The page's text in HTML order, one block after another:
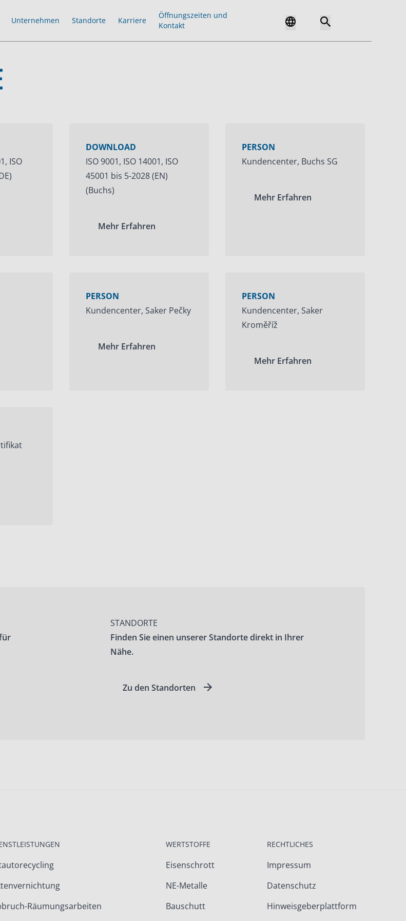
Unternehmen Standorte Karriere
Öffnungszeiten und
Kontakt
ISO
DOWNLOAD
ISO 9001, ISO 14001, ISO
45001 bis 5-2028 (EN)
(Buchs)
Mehr Erfahren
PERSON
Kundencenter, Buchs SG
Mehr Erfahren
PERSON
Kundencenter, Saker Pečky
Mehr Erfahren
PERSON
Kundencenter, Saker
Kroměříž
Mehr Erfahren
STANDORTE
Finden Sie einen unserer Standorte direkt in Ihrer
Nähe.
Zu den Standorten
Räumungsarbeiten
WERTSTOFFE
Eisenschrott
NE-Metalle
Bauschutt
RECHTLICHES
Impressum
Datenschutz
Hinweisgeberplattform